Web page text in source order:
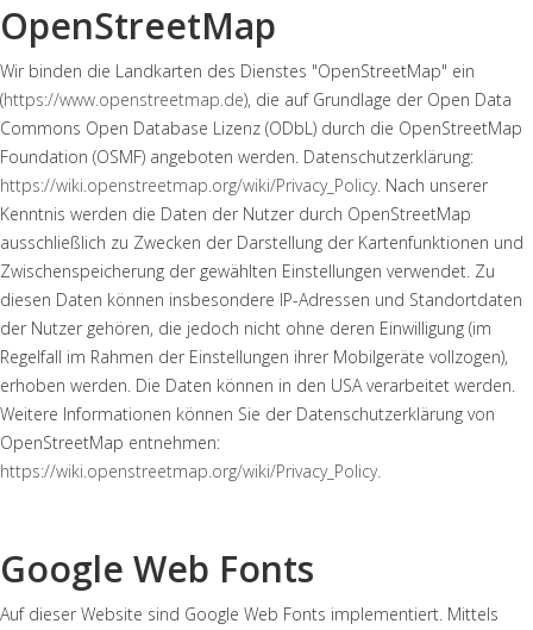
OpenStreetMap
Wir binden die Landkarten des Dienstes "OpenStreetMap" ein
(https://www.openstreetmap.de), die auf Grundlage der Open Data
Commons Open Database Lizenz (ODbL) durch die OpenStreetMap
Foundation (OSMF) angeboten werden. Datenschutzerklärung:
https://wiki.openstreetmap.org/wiki/Privacy_Policy. Nach unserer
Kenntnis werden die Daten der Nutzer durch OpenStreetMap
ausschließlich zu Zwecken der Darstellung der Kartenfunktionen und
Zwischenspeicherung der gewählten Einstellungen verwendet. Zu
diesen Daten können insbesondere IP-Adressen und Standortdaten
der Nutzer gehören, die jedoch nicht ohne deren Einwilligung (im
Regelfall im Rahmen der Einstellungen ihrer Mobilgeräte vollzogen),
erhoben werden. Die Daten können in den USA verarbeitet werden.
Weitere Informationen können Sie der Datenschutzerklärung von
OpenStreetMap entnehmen:
https://wiki.openstreetmap.org/wiki/Privacy_Policy.
Google Web Fonts
Auf dieser Website sind Google Web Fonts implementiert. Mittels